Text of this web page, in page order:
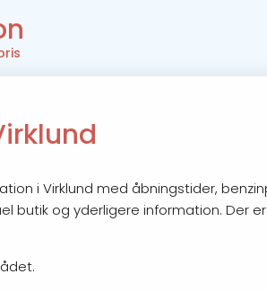
i Virklund med åbningstider,
butik og yderligere information. Der